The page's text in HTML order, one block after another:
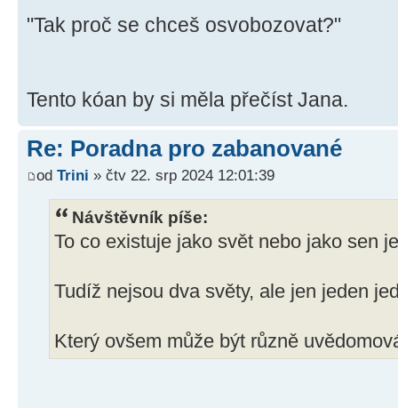
"Tak proč se chceš osvobozovat?"
Tento kóan by si měla přečíst Jana.
Re: Poradna pro zabanované
od Trini » čtv 22. srp 2024 12:01:39
Návštěvník píše:
To co existuje jako svět nebo jako sen
Tudíž nejsou dva světy, ale jen jeden
Který ovšem může být různě